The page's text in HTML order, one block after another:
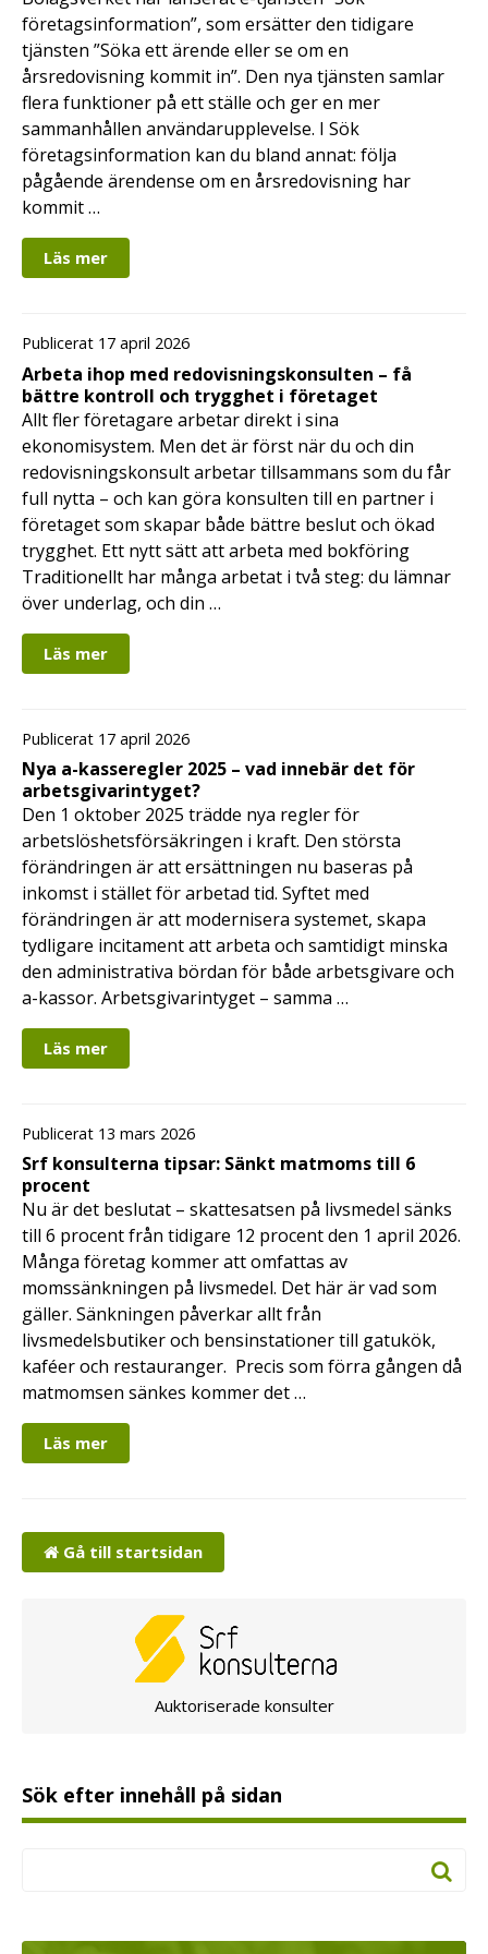
företagsinformation”, som ersätter den tidigare
tjänsten ”Söka ett ärende eller se om en
årsredovisning kommit in”. Den nya tjänsten samlar
flera funktioner på ett ställe och ger en mer
sammanhållen användarupplevelse. I Sök
företagsinformation kan du bland annat: följa
pågående ärendense om en årsredovisning har
kommit …
Läs mer
Publicerat 17 april 2026
Arbeta ihop med redovisningskonsulten – få
bättre kontroll och trygghet i företaget
Allt fler företagare arbetar direkt i sina
ekonomisystem. Men det är först när du och din
redovisningskonsult arbetar tillsammans som du får
full nytta – och kan göra konsulten till en partner i
företaget som skapar både bättre beslut och ökad
trygghet. Ett nytt sätt att arbeta med bokföring
Traditionellt har många arbetat i två steg: du lämnar
över underlag, och din …
Läs mer
Publicerat 17 april 2026
Nya a-kasseregler 2025 – vad innebär det för
arbetsgivarintyget?
Den 1 oktober 2025 trädde nya regler för
arbetslöshetsförsäkringen i kraft. Den största
förändringen är att ersättningen nu baseras på
inkomst i stället för arbetad tid. Syftet med
förändringen är att modernisera systemet, skapa
tydligare incitament att arbeta och samtidigt minska
den administrativa bördan för både arbetsgivare och
a-kassor. Arbetsgivarintyget – samma …
Läs mer
Publicerat 13 mars 2026
Srf konsulterna tipsar: Sänkt matmoms till 6
procent
Nu är det beslutat – skattesatsen på livsmedel sänks
till 6 procent från tidigare 12 procent den 1 april 2026.
Många företag kommer att omfattas av
momssänkningen på livsmedel. Det här är vad som
gäller. Sänkningen påverkar allt från
livsmedelsbutiker och bensinstationer till gatukök,
kaféer och restauranger. Precis som förra gången då
matmomsen sänkes kommer det …
Läs mer
Gå till startsidan
Auktoriserade konsulter
Sök efter innehåll på sidan